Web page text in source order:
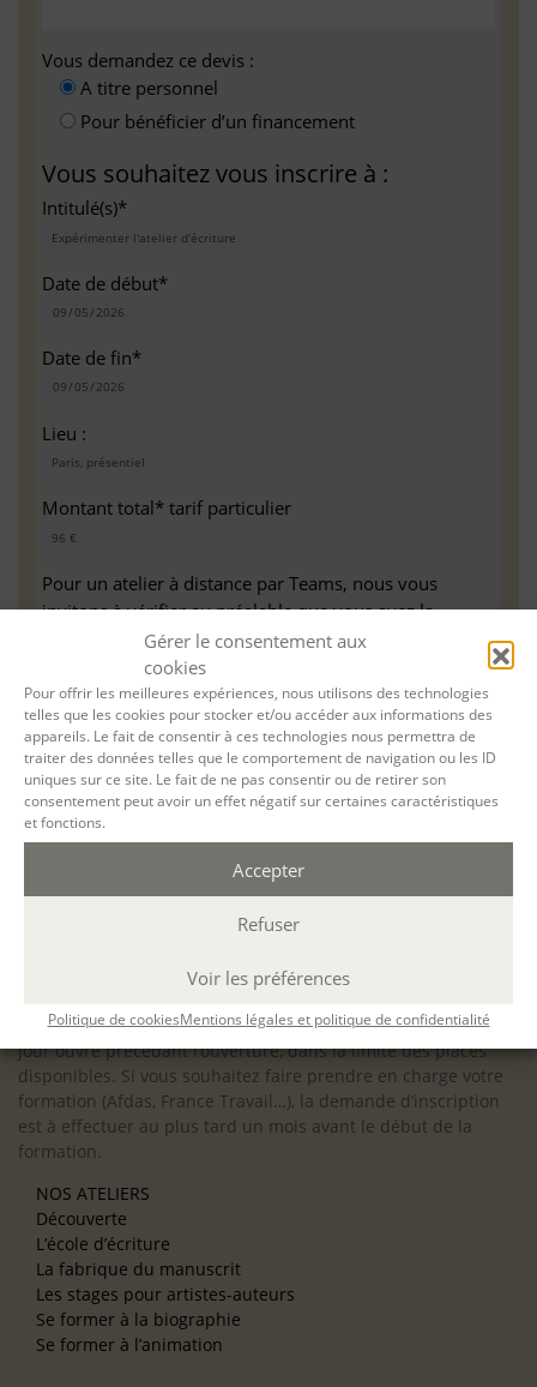
Gérer le consentement aux
cookies
Pour offrir les meilleures expériences, nous utilisons des technologies
telles que les cookies pour stocker et/ou accéder aux informations des
appareils. Le fait de consentir à ces technologies nous permettra de
traiter des données telles que le comportement de navigation ou les ID
uniques sur ce site. Le fait de ne pas consentir ou de retirer son
consentement peut avoir un effet négatif sur certaines caractéristiques
et fonctions.
Accepter
Refuser
Voir les préférences
Politique de cookiesMentions légales et politique de confidentialité
Vous demandez ce devis :
A titre personnel
Pour bénéficier d’un financement
Vous souhaitez vous inscrire à :
Intitulé(s)*
Date de début*
Date de fin*
Lieu :
Montant total* tarif particulier
Pour un atelier à distance par Teams, nous vous
invitons à vérifier au préalable que vous avez la
configuration minimale requise pour pouvoir travailler
dans les meilleures conditions : Configuration
matérielle requise pourMicrosoft Teams | Microsoft
Learn
Accessibilité : ALEPH-ÉCRITURE est sensible à l’inclusion des
personnes en situation de handicap. Si vous avez besoin
d’un aménagement spécifique de programme, n’hésitez pas
à nous contacter en amont de votre inscription afin
supports, accessibilité de nos salles).
inscriptions à nos activités sont ouvertes jusqu’au dernier
jour ouvré précédant l’ouverture, dans la limite des places
disponibles. Si vous souhaitez faire prendre en charge votre
formation (Afdas, France Travail…), la demande d’inscription
est à effectuer au plus tard un mois avant le début de la
formation.
NOS ATELIERS
Découverte
L’école d’écriture
La fabrique du manuscrit
Les stages pour artistes-auteurs
Se former à la biographie
Se former à l’animation